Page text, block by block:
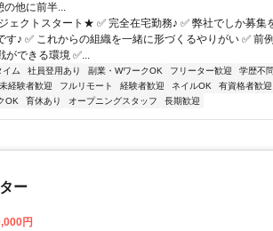
の他に前半...
ェクトスタート★ ✅ 完全在宅勤務♪ ✅ 弊社でしか募集
♪ ✅ これからの組織を一緒に形づくるやりがい ✅ 前
ができる環境 ✅...
イム 社員登用あり 副業・WワークOK フリーター歓迎
学歴不問
未経験者歓迎 フルリモート 経験者歓迎 ネイルOK
有資格者歓迎
OK 育休あり オープニングスタッフ 長期歓迎
ー
円